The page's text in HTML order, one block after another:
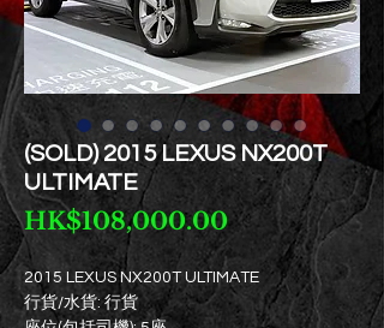
(SOLD) 2015 LEXUS NX200T
ULTIMATE
HK$108,000.00價
格
2015 LEXUS NX200T ULTIMATE
行貨/水貨: 行貨